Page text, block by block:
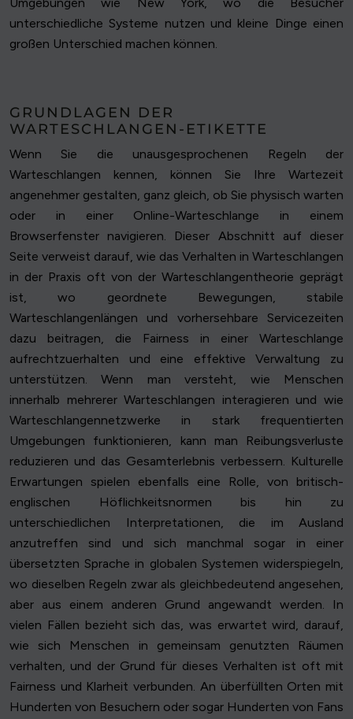
Umgebungen wie New York, wo die Besucher
unterschiedliche Systeme nutzen und kleine Dinge einen
großen Unterschied machen können.
GRUNDLAGEN DER
WARTESCHLANGEN-ETIKETTE
Wenn Sie die unausgesprochenen Regeln der
Warteschlangen kennen, können Sie Ihre Wartezeit
angenehmer gestalten, ganz gleich, ob Sie physisch warten
oder in einer Online-Warteschlange in einem
Browserfenster navigieren. Dieser Abschnitt auf dieser
Seite verweist darauf, wie das Verhalten in Warteschlangen
in der Praxis oft von der Warteschlangentheorie geprägt
ist, wo geordnete Bewegungen, stabile
Warteschlangenlängen und vorhersehbare Servicezeiten
dazu beitragen, die Fairness in einer Warteschlange
aufrechtzuerhalten und eine effektive Verwaltung zu
unterstützen. Wenn man versteht, wie Menschen
innerhalb mehrerer Warteschlangen interagieren und wie
Warteschlangennetzwerke in stark frequentierten
Umgebungen funktionieren, kann man Reibungsverluste
reduzieren und das Gesamterlebnis verbessern. Kulturelle
Erwartungen spielen ebenfalls eine Rolle, von britisch-
englischen Höflichkeitsnormen bis hin zu
unterschiedlichen Interpretationen, die im Ausland
anzutreffen sind und sich manchmal sogar in einer
übersetzten Sprache in globalen Systemen widerspiegeln,
wo dieselben Regeln zwar als gleichbedeutend angesehen,
aber aus einem anderen Grund angewandt werden. In
vielen Fällen bezieht sich das, was erwartet wird, darauf,
wie sich Menschen in gemeinsam genutzten Räumen
verhalten, und der Grund für dieses Verhalten ist oft mit
Fairness und Klarheit verbunden. An überfüllten Orten mit
Hunderten von Besuchern oder sogar Hunderten von Fans